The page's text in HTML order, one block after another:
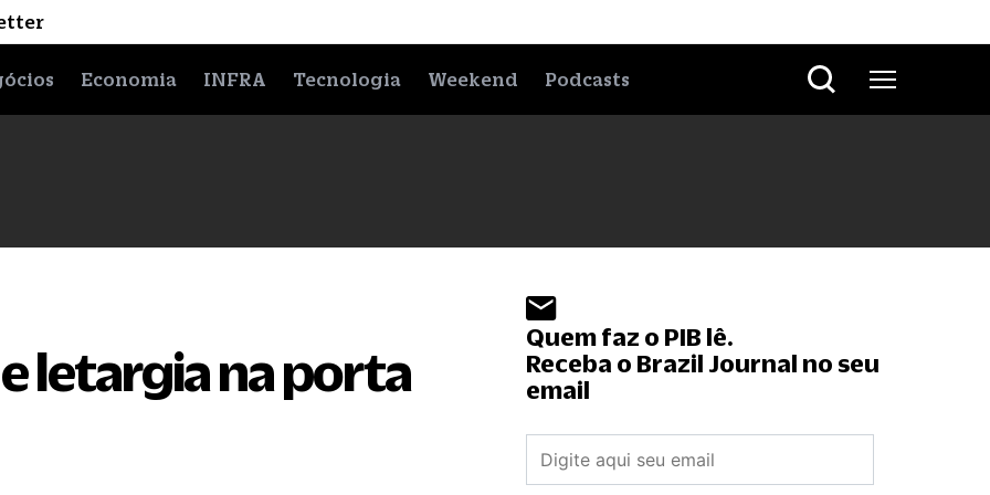
Economia INFRA Tecnologia Weekend Podcasts
letargia na porta
Quem faz o PIB lê.
Receba o Brazil Journal no seu
email